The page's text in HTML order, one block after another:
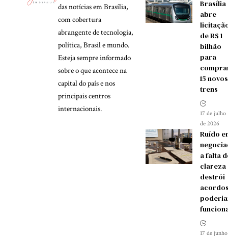
das notícias em Brasília,
com cobertura
abrangente de tecnologia,
política, Brasil e mundo.
Esteja sempre informado
sobre o que acontece na
capital do país e nos
principais centros
internacionais.
Brasília
abre
de R$ 1
bilhão
para
15 novos
trens
17 de julho
de 2026
Ruído
a falta
clareza
destrói
17 de